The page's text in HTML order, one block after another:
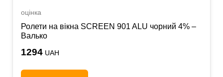
оцінка
Ролети на вікна SCREEN 901 ALU чорний 4% –
Валько
1294 UAH